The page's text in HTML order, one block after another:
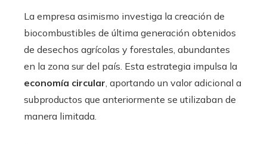
La empresa asimismo investiga la creación de
biocombustibles de última generación obtenidos
de desechos agrícolas y forestales, abundantes
en la zona sur del país. Esta estrategia impulsa la
economía circular, aportando un valor adicional a
subproductos que anteriormente se utilizaban de
manera limitada.